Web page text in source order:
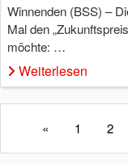
Winnenden (BSS) –
Mal den
möchte: …
Weiterlesen
« 1 2